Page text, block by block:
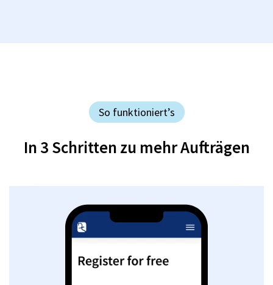
So funktioniert’s
In 3 Schritten zu mehr Aufträgen